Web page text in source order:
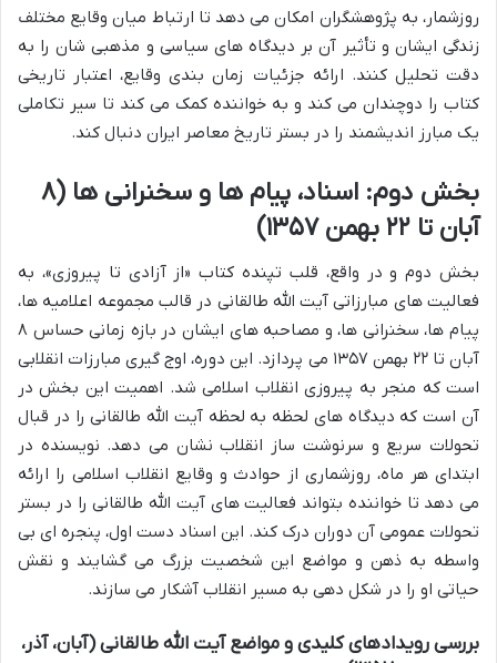
روزشمار، به پژوهشگران امکان می دهد تا ارتباط میان وقایع مختلف
زندگی ایشان و تأثیر آن بر دیدگاه های سیاسی و مذهبی شان را به
دقت تحلیل کنند. ارائه جزئیات زمان بندی وقایع، اعتبار تاریخی
کتاب را دوچندان می کند و به خواننده کمک می کند تا سیر تکاملی
یک مبارز اندیشمند را در بستر تاریخ معاصر ایران دنبال کند.
بخش دوم: اسناد، پیام ها و سخنرانی ها (۸
آبان تا ۲۲ بهمن ۱۳۵۷)
بخش دوم و در واقع، قلب تپنده کتاب «از آزادی تا پیروزی»، به
فعالیت های مبارزاتی آیت الله طالقانی در قالب مجموعه اعلامیه ها،
پیام ها، سخنرانی ها، و مصاحبه های ایشان در بازه زمانی حساس ۸
آبان تا ۲۲ بهمن ۱۳۵۷ می پردازد. این دوره، اوج گیری مبارزات انقلابی
است که منجر به پیروزی انقلاب اسلامی شد. اهمیت این بخش در
آن است که دیدگاه های لحظه به لحظه آیت الله طالقانی را در قبال
تحولات سریع و سرنوشت ساز انقلاب نشان می دهد. نویسنده در
ابتدای هر ماه، روزشماری از حوادث و وقایع انقلاب اسلامی را ارائه
می دهد تا خواننده بتواند فعالیت های آیت الله طالقانی را در بستر
تحولات عمومی آن دوران درک کند. این اسناد دست اول، پنجره ای بی
واسطه به ذهن و مواضع این شخصیت بزرگ می گشایند و نقش
حیاتی او را در شکل دهی به مسیر انقلاب آشکار می سازند.
بررسی رویدادهای کلیدی و مواضع آیت الله طالقانی (آبان، آذر،